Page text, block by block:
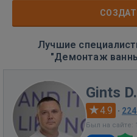
Лучшие
"Демонтаж
Gints D.
4.9 ·
Был на сайте: